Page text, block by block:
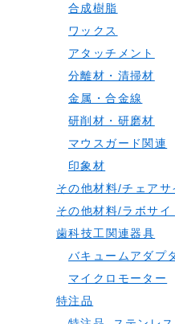
合成樹脂
ワックス
アタッチメント
分離材・清掃材
金属・合金線
研削材・研磨材
マウスガード関連
印象材
その他材料/チェアサ
その他材料/ラボサイ
歯科技工関連器具
バキュームアダプ
マイクロモーター
特注品